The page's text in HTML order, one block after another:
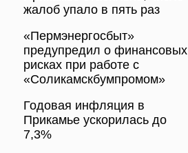
жалоб упало в пять раз
«Пермэнергосбыт»
предупредил о финансовых
рисках при работе с
«Соликамскбумпромом»
Годовая инфляция в
Прикамье ускорилась до
7,3%